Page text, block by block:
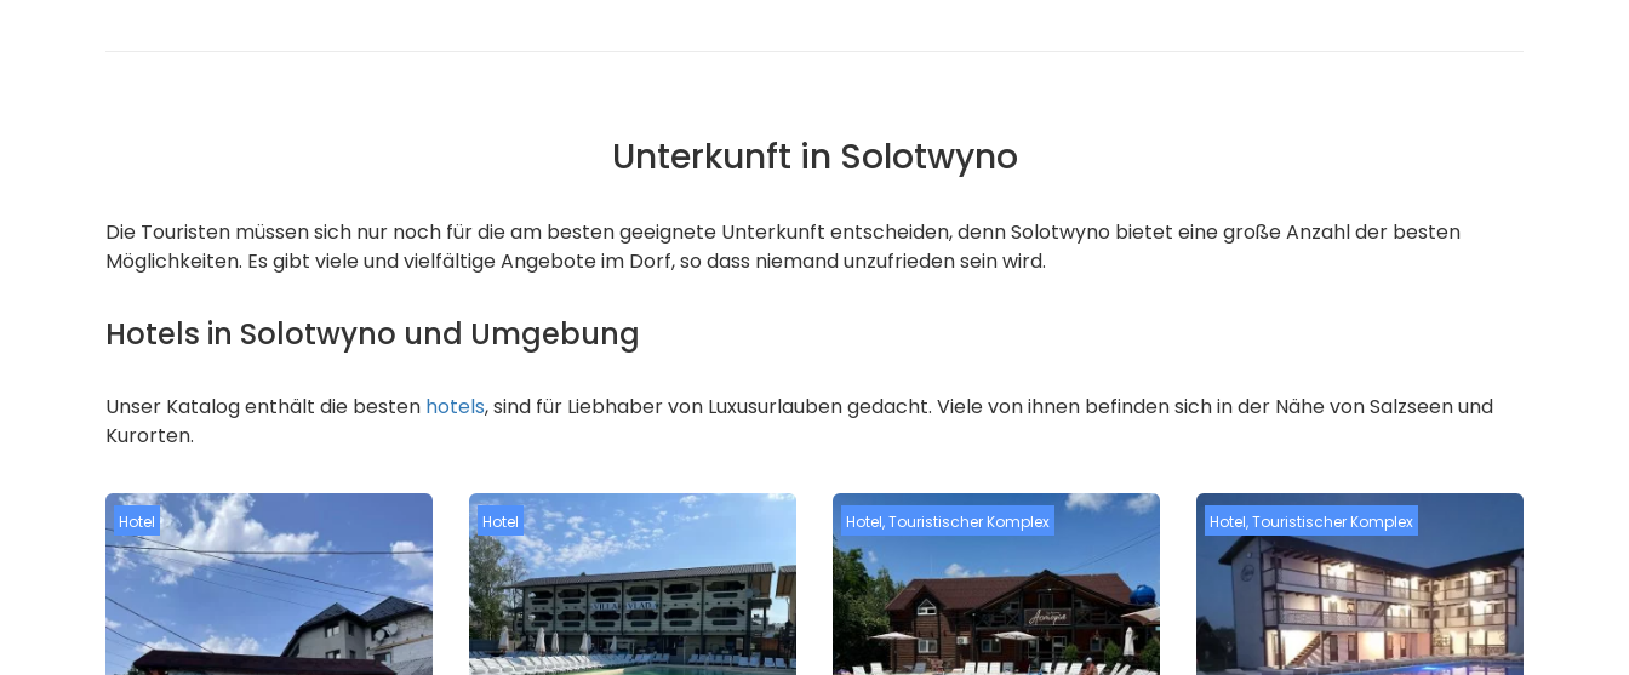
Unterkunft in Solotwyno
Die Touristen müssen sich nur noch für die am besten geeignete Unterkunft entscheiden, denn Solotwyno bietet eine große Anzahl der besten
Möglichkeiten. Es gibt viele und vielfältige Angebote im Dorf, so dass niemand unzufrieden sein wird.
Hotels in Solotwyno und Umgebung
Unser Katalog enthält die besten hotels, sind für Liebhaber von Luxusurlauben gedacht. Viele von ihnen befinden sich in der Nähe von Salzseen und
Kurorten.
Hotel Hotel Hotel,Touristischer Komplex Hotel,Touristischer Komplex